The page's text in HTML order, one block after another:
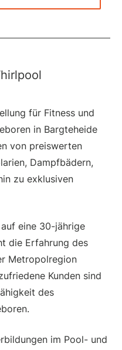
für Fitness und
in Bargteheide
von preiswerten
Dampfbädern,
zu exklusiven
eine 30-jährige
die Erfahrung des
Metropolregion
Kunden sind
des
im Pool- und